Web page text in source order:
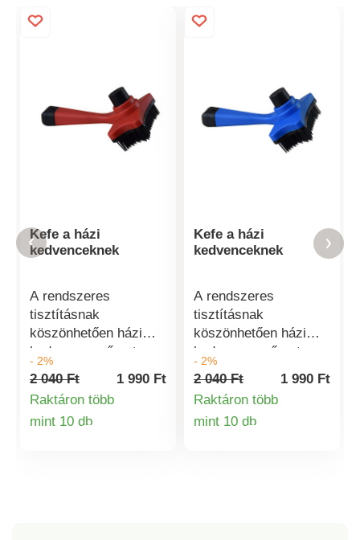
Kefe a házi
kedvenceknek
A rendszeres
tisztításnak
köszönhetően házi
kedvence szőrzete
lágy, egészséges és
legömbölyített fejű,
puha műanyagból
- 2%
2 040 Ft
1 990 Ft
Raktáron több
mint 10 dbTermékinformációk
Kefe a házi
kedvenceknek
A rendszeres
tisztításnak
köszönhetően házi
kedvence szőrzete
lágy, egészséges és
legömbölyített fejű,
puha műanyagból
- 2%
2 040 Ft
1 990 Ft
Raktáron több
mint 10 db